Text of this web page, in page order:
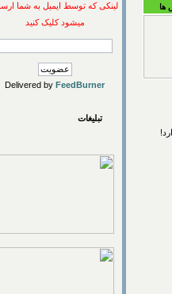
لینکی که توسط ایمیل به شما ارسال
میشود کلیک کنید
Delivered byFeedBurner
تبلیغات